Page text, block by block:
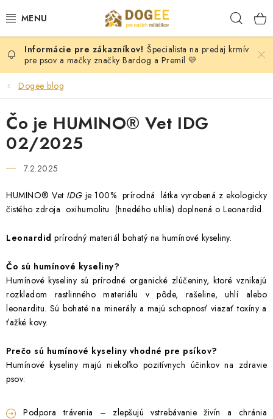
na
PSY
MAČKY
HLODAVCI
KONE
DOGFRISBEE
Moja objednávka KONTAKTY
POŠTOVNÉ A DOPRAVA
VEĽKOOBCHOD
OBCHODNÉ PODMIENKY
INFORMÁCIE O NÁKUPE
GDPR
Špecialista na predaj krmív
pre psov a mačky značky Bardog a Premil 💛
Dogee blog
Čo je HUMINO® Vet IDG
02/2025
7.2.2025
HUMINO® Vet IDGje 100% prírodná látka vyrobená z ekologicky
čistého zdroja oxihumolitu (hnedého uhlia) doplnená o Leonardid.
Leonardid prírodný materiál bohatý na humínové kyseliny.
Čo sú humínové kyseliny?
Humínové kyseliny sú prírodné organické zlúčeniny, ktoré vznikajú
rozkladom rastlinného materiálu v pôde, rašeline, uhlí alebo
leonarditu. Sú bohaté na minerály a majú schopnosť viazať toxíny a
ťažké kovy.
Prečo sú humínové kyseliny vhodné pre psíkov?
Humínové kyseliny majú niekoľko pozitívnych účinkov na zdravie
psov:
Podpora trávenia – zlepšujú vstrebávanie živín a chránia